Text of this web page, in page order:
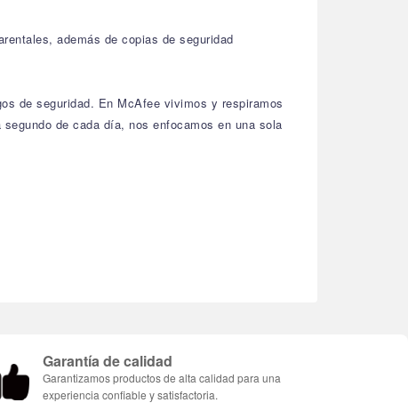
además de copias de seguridad
de seguridad. En McAfee vivimos y respiramos
de cada día, nos enfocamos en una sola
Garantía de calidad
Garantizamos productos de alta calidad para una
experiencia confiable y satisfactoria.